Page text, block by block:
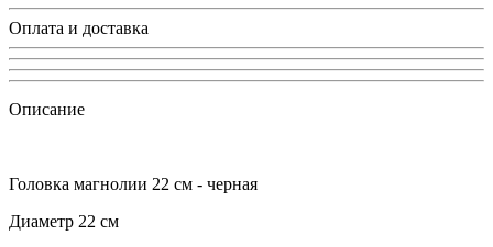
Оплата и доставка
Описание
Головка магнолии 22 см - черная
Диаметр 22 см